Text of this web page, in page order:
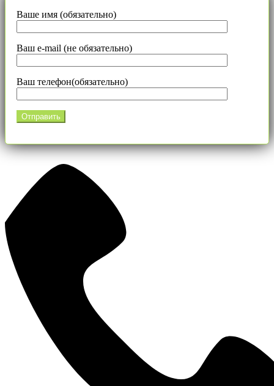
Ваше имя (обязательно)
Ваш e-mail (не обязательно)
Ваш телефон(обязательно)